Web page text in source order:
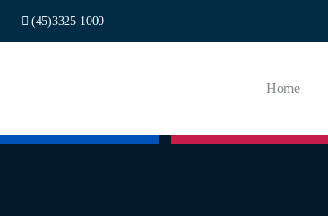
(45)3325-1000
Home